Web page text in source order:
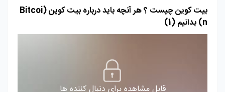
بیت کوین چیست ؟ هر آنچه باید درباره بیت کوین (Bitcoi
n) بدانیم (1)
قابل مشاهده برای دنبال کننده ها